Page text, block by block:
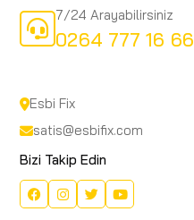
7/24 Arayabilirsiniz
0264 777 16 66
Esbi Fix
satis@esbifix.com
Bizi Takip Edin